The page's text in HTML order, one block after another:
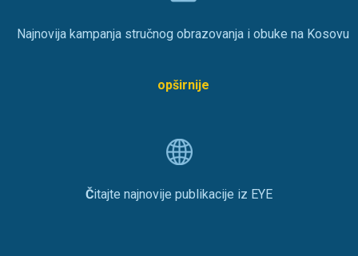
Najnovija kampanja stručnog obrazovanja i obuke na Kosovu
opširnije
Čitajte najnovije publikacije iz EYE